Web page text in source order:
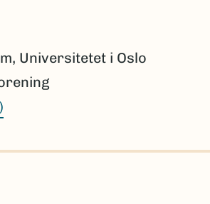
Universitetet i Oslo